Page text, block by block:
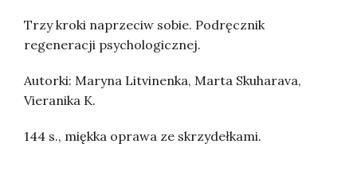
Trzy kroki naprzeciw sobie. Podręcznik
regeneracji psychologicznej.
Autorki: Maryna Litvinenka, Marta Skuharava,
Vieranika K.
144 s., miękka oprawa ze skrzydełkami.